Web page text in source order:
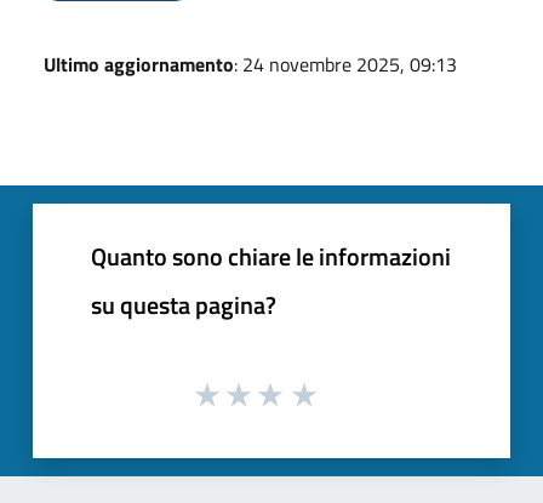
Ultimo aggiornamento: 24 novembre 2025, 09:13
Quanto sono chiare le informazioni
su questa pagina?